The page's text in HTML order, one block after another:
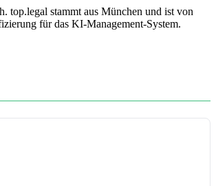
top.legal stammt aus München und ist von
für das KI-Management-System.